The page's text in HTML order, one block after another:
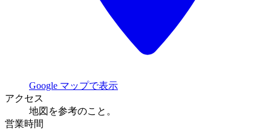
Google マップで表示
アクセス
地図を参考のこと。
営業時間